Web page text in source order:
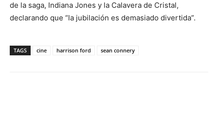
de la saga, Indiana Jones y la Calavera de Cristal,
declarando que “la jubilación es demasiado divertida”.
TAGS cine harrison ford sean connery